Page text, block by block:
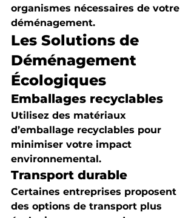
organismes nécessaires de votre
déménagement.
Les Solutions de
Déménagement
Écologiques
Emballages recyclables
Utilisez des matériaux
d’emballage recyclables pour
minimiser votre impact
environnemental.
Transport durable
Certaines entreprises proposent
des options de transport plus